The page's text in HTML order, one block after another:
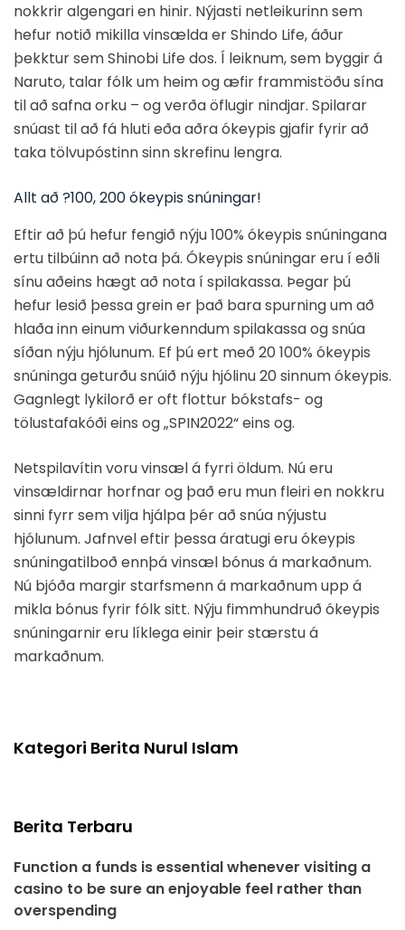
nokkrir algengari en hinir. Nýjasti netleikurinn sem
hefur notið mikilla vinsælda er Shindo Life, áður
þekktur sem Shinobi Life dos. Í leiknum, sem byggir á
Naruto, talar fólk um heim og æfir frammistöðu sína
til að safna orku – og verða öflugir nindjar. Spilarar
snúast til að fá hluti eða aðra ókeypis gjafir fyrir að
taka tölvupóstinn sinn skrefinu lengra.
Allt að ?100, 200 ókeypis snúningar!
Eftir að þú hefur fengið nýju 100% ókeypis snúningana
ertu tilbúinn að nota þá. Ókeypis snúningar eru í eðli
sínu aðeins hægt að nota í spilakassa. Þegar þú
hefur lesið þessa grein er það bara spurning um að
hlaða inn einum viðurkenndum spilakassa og snúa
síðan nýju hjólunum. Ef þú ert með 20 100% ókeypis
snúninga geturðu snúið nýju hjólinu 20 sinnum ókeypis.
Gagnlegt lykilorð er oft flottur bókstafs- og
tölustafakóði eins og „SPIN2022“ eins og.
Netspilavítin voru vinsæl á fyrri öldum. Nú eru
vinsældirnar horfnar og það eru mun fleiri en nokkru
sinni fyrr sem vilja hjálpa þér að snúa nýjustu
hjólunum. Jafnvel eftir þessa áratugi eru ókeypis
snúningatilboð ennþá vinsæl bónus á markaðnum.
Nú bjóða margir starfsmenn á markaðnum upp á
mikla bónus fyrir fólk sitt. Nýju fimmhundruð ókeypis
snúningarnir eru líklega einir þeir stærstu á
markaðnum.
Kategori Berita Nurul Islam
Berita Terbaru
Function a funds is essential whenever visiting a
casino to be sure an enjoyable feel rather than
overspending